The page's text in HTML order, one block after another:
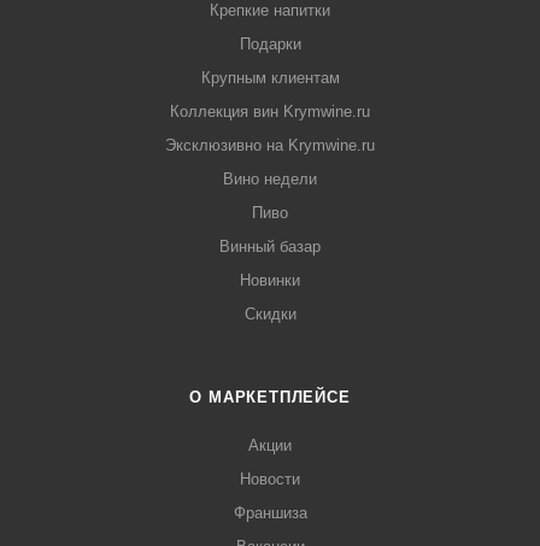
Крепкие напитки
Подарки
Крупным клиентам
Коллекция вин Krymwine.ru
Эксклюзивно на Krymwine.ru
Вино недели
Пиво
Винный базар
Новинки
Скидки
О МАРКЕТПЛЕЙСЕ
Акции
Новости
Франшиза